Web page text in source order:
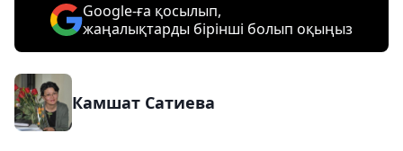
Google-ға қосылып,
жаңалықтарды бірінші болып оқыңыз
Камшат Сатиева